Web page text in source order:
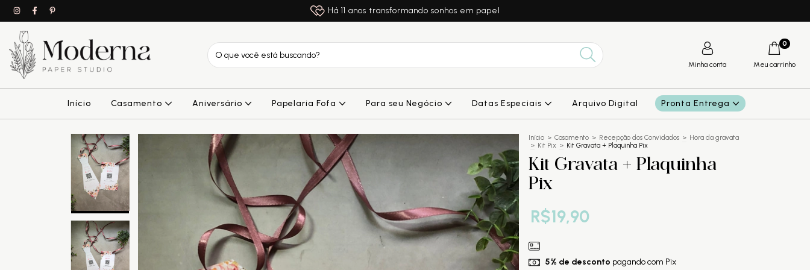
Há 11 anos transformando sonhos em papel
Minha conta Meu carrinho
0
Início Casamento Aniversário Papelaria Fofa Para seu Negócio Datas Especiais Arquivo Digital Pronta Entrega
Início > Casamento > Recepção dos Convidados > Hora da gravata
> Kit Pix > Kit Gravata + Plaquinha Pix
Kit Gravata + Plaquinha
Pix
R$19,90
5% de desconto pagando com Pix